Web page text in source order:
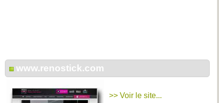
www.renostick.com
>> Voir le site...